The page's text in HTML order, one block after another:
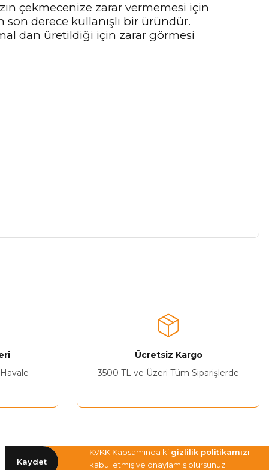
çekmecenize zarar vermemesi için
son derece kullanışlı bir üründür.
mal dan üretildiği için zarar görmesi
Ücretsiz Kargo
3500 TL ve Üzeri Tüm Siparişlerde
Kaydet
KVKK Kapsamında ki gizlilik politikamızı
kabul etmiş ve onaylamış olursunuz.